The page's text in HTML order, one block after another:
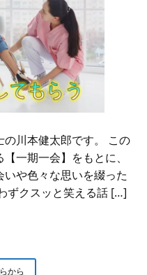
川本健太郎です。 この
一期一会】をもとに、
や色々な思いを綴った
ずクスッと笑える話 […]
から